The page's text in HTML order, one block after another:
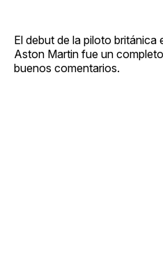
El debut de la piloto británica
Aston Martin fue un
buenos comentarios.